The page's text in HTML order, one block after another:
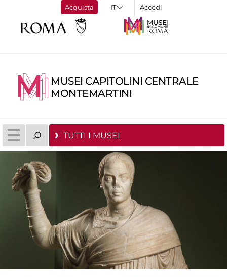
Acquista Accedi
MUSEI CAPITOLINI CENTRALE
MONTEMARTINI
TUTTI I MUSEI